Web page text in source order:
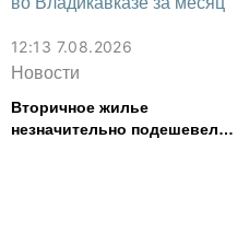
12:13 7.08.2026
Новости
Вторичное жилье
незначительно подешевело